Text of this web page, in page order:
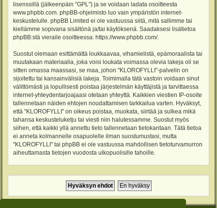
lisenssillä (jälkeenpäin "GPL") ja se voidaan ladata osoitteesta
www.phpbb.com . phpBB-ohjelmisto luo vain ympäristön internet-
keskustelulle. phpBB Limited ei ole vastuussa siitä, mitä sallimme tai
kiellämme sopivana sisältönä ja/tai käytöksenä. Saadaksesi lisätietoa
phpBB:stä vieraile osoitteessa: https://www.phpbb.com/.
Suostut olemaan esittämättä loukkaavaa, vihamielistä, epämoraalista tai
muutakaan materiaalia, joka voisi loukata voimassa olevia lakeja oli se
sitten omassa maassasi, se maa, johon "KLOROFYLLI"-palvelin on
sijoitettu tai kansainvälisiä lakeja. Toimimalla tätä vastoin voidaan sinut
välittömästi ja lopullisesti poistaa järjestelmän käyttäjistä ja tarvittaessa
internet-yhteydentarjoajaasi otetaan yhteyttä. Kaikkien viestien IP-osoite
tallennetaan näiden ehtojen noudattamisen tarkkailua varten. Hyväksyt,
että "KLOROFYLLI" on oikeus poistaa, muokata, siirtää ja sulkea mikä
tahansa keskusteluketju tai viesti niin halutessamme. Suostut myös
siihen, että kaikki yllä annettu tieto tallennetaan tietokantaan. Tätä tietoa
ei anneta kolmannelle osapuolelle ilman suostumustasi, mutta
"KLOROFYLLI" tai phpBB ei ole vastuussa mahdollisen tietoturvamurron
aiheuttamasta tietojen vuodosta ulkopuolisille tahoille.